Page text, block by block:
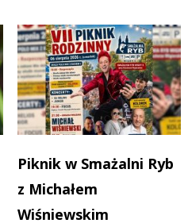
Piknik w Smażalni Ryb
z Michałem
Wiśniewskim